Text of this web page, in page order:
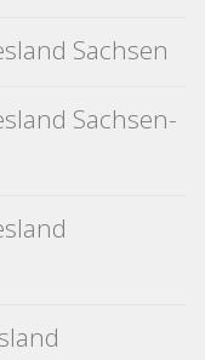
Sachsen
Sachsen-